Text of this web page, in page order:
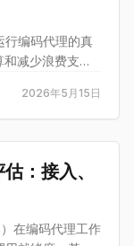
行编码代理的真
减少浪费支出
2026年5月15日
：接入、
在编码代理工作